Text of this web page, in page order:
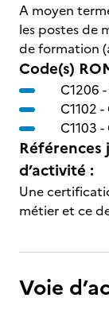
A moyen
les postes de
de formation
Code(s)
C1206 -
C1102 -
C1103 -
d’activité :
Une
métier et ce
Voie